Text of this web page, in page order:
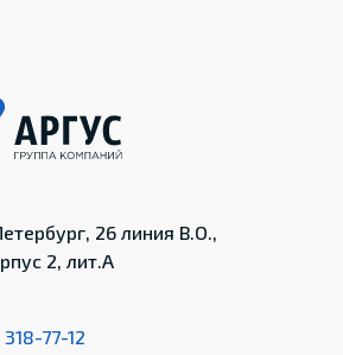
26 линия В.О.,
2, лит.А
77-12